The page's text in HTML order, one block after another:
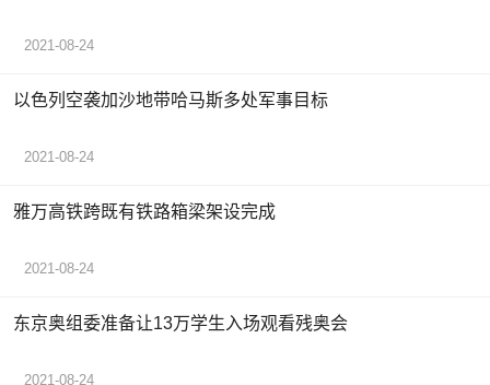
2021-08-24
以色列空袭加沙地带哈马斯多处军事目标
2021-08-24
雅万高铁跨既有铁路箱梁架设完成
2021-08-24
东京奥组委准备让13万学生入场观看残奥会
2021-08-24